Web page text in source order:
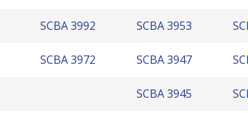
SCBA 3992 SCBA 3953
SCBA 3972 SCBA 3947
SCBA 3945